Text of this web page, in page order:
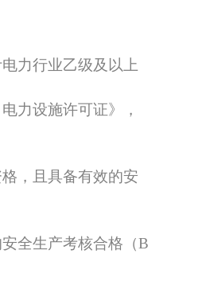
力行业乙级及以上
力设施许可证》，
，且具备有效的安
全生产考核合格（B